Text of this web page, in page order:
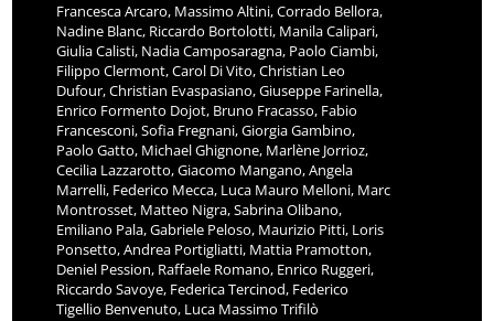
Francesca Arcaro, Massimo Altini, Corrado Bellora,
Nadine Blanc, Riccardo Bortolotti, Manila Calipari,
Giulia Calisti, Nadia Camposaragna, Paolo Ciambi,
Filippo Clermont, Carol Di Vito, Christian Leo
Dufour, Christian Evaspasiano, Giuseppe Farinella,
Enrico Formento Dojot, Bruno Fracasso, Fabio
Francesconi, Sofia Fregnani, Giorgia Gambino,
Paolo Gatto, Michael Ghignone, Marlène Jorrioz,
Cecilia Lazzarotto, Giacomo Mangano, Angela
Marrelli, Federico Mecca, Luca Mauro Melloni, Marc
Montrosset, Matteo Nigra, Sabrina Olibano,
Emiliano Pala, Gabriele Peloso, Maurizio Pitti, Loris
Ponsetto, Andrea Portigliatti, Mattia Pramotton,
Deniel Pession, Raffaele Romano, Enrico Ruggeri,
Riccardo Savoye, Federica Tercinod, Federico
Tigellio Benvenuto, Luca Massimo Trifilò